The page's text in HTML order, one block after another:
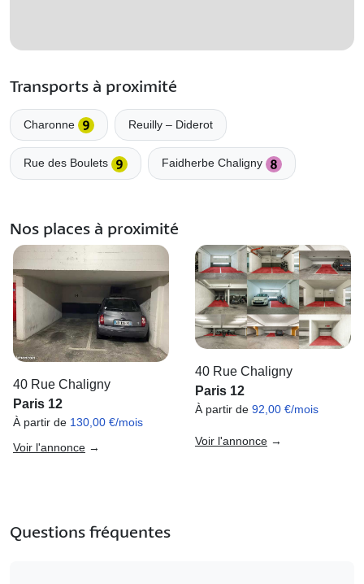
Transports à proximité
Charonne Reuilly – Diderot
Rue des Boulets Faidherbe Chaligny
Nos places à proximité
40 Rue Chaligny
Paris 12
À partir de 130,00 €/mois
Voir l'annonce →
40 Rue Chaligny
Paris 12
À partir de 92,00 €/mois
Voir l'annonce →
Questions fréquentes